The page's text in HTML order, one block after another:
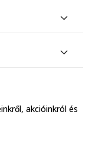
akcióinkról és